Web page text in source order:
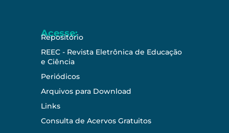
Acesse:
Repositório
REEC - Revista Eletrônica de Educação
e Ciência
Periódicos
Arquivos para Download
Links
Consulta de Acervos Gratuitos